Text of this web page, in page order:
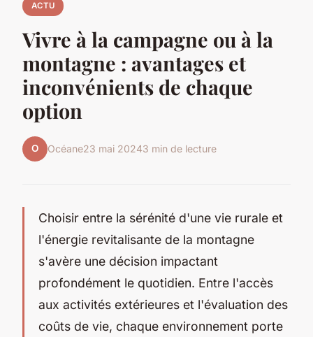
ACTU
Vivre à la campagne ou à la
montagne : avantages et
inconvénients de chaque
option
O Océane23 mai 20243 min de lecture
Choisir entre la sérénité d'une vie rurale et
l'énergie revitalisante de la montagne
s'avère une décision impactant
profondément le quotidien. Entre l'accès
aux activités extérieures et l'évaluation des
coûts de vie, chaque environnement porte